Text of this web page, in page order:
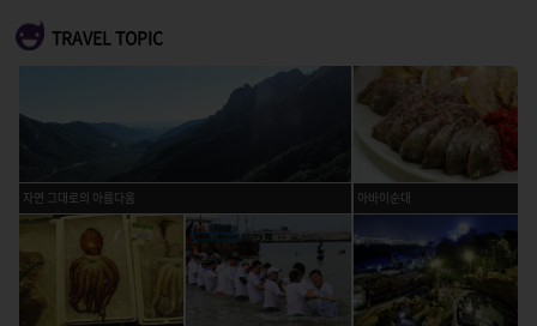
TRAVEL TOPIC
자연 그대로의 아름다움 아바이순대